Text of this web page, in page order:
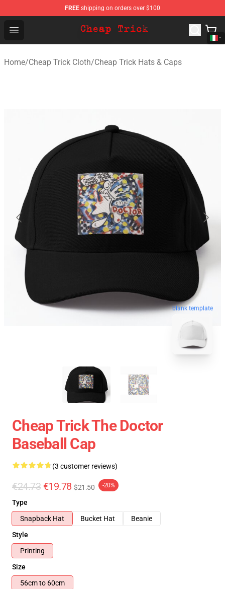
FREE shipping on orders over $100
Open menu
Cheap Trick Store - Official Cheap Trick Merchandise
Home/Cheap Trick Cloth/Cheap Trick Hats & Caps
blank template
Cheap Trick The Doctor
Baseball Cap
(3 customer reviews)
€24.73 €19.78 $21.50 -20%
Type
Snapback Hat
Bucket Hat
Beanie
Style
Printing
Size
56cm to 60cm